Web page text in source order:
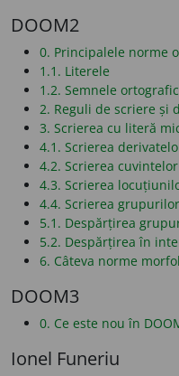
DOOM2
0. Principalele norme
1.1. Literele
1.2. Semnele
2. Reguli de scriere și
3. Scrierea cu literă
4.1. Scrierea
4.2. Scrierea
4.3. Scrierea
4.4. Scrierea
5.1. Despărțirea
5.2. Despărțirea în
6. Câteva norme
DOOM3
0. Ce este nou în
Ionel Funeriu